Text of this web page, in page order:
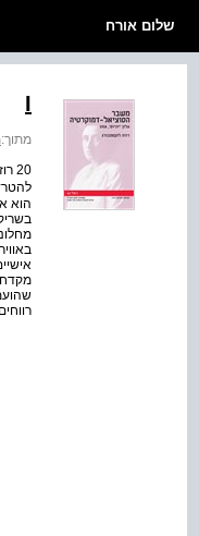
שלום אורח
I
מתוך: